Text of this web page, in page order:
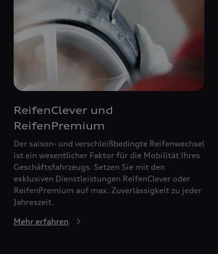
ReifenClever und
ReifenPremium
Der saison- und verschleißbedingte Reifenwechsel
ist ein wesentlicher Faktor für die Mobilität Ihres
Geschäftsfahrzeugs. Setzen Sie mit den
exklusiven Dienstleistungen ReifenClever oder
ReifenPremium auf max. Zuverlässigkeit zu jeder
Jahreszeit.
Mehr erfahren